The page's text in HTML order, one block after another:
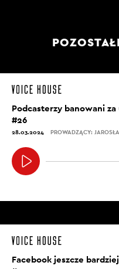
Podcasterzy banowani
#26
28.03.2024 PROWADZĄCY:
Facebook jeszcze